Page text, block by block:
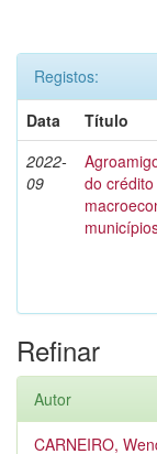
Registos:
Data
Título
2022-
09
do
Refinar
Autor
CARNEIRO,